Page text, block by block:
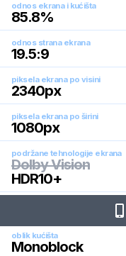
odnos ekrana i kućišta
85.8%
odnos strana ekrana
19.5:9
piksela ekrana po visini
2340px
piksela ekrana po širini
1080px
podržane tehnologije ekrana
Dolby Vision
HDR10+
oblik kućišta
Monoblock